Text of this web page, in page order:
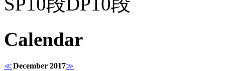
Calendar
≪December 2017≫